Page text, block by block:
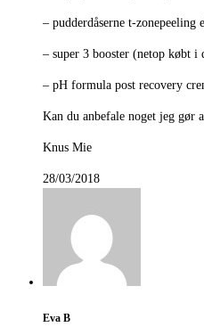
– pudderdåserne t-zonepeeling
– super 3 booster (netop købt i
– pH formula post recovery
Kan du anbefale noget jeg gør
Knus Mie
28/03/2018
Eva B